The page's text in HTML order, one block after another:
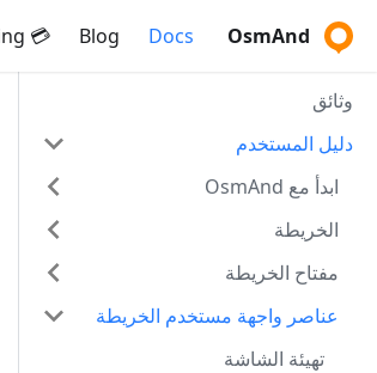
OsmAnd
Docs
Blog
💳 Pricing
وثائق
دليل المستخدم
ابدأ مع OsmAnd
الخريطة
مفتاح الخريطة
عناصر واجهة مستخدم الخريطة
تهيئة الشاشة